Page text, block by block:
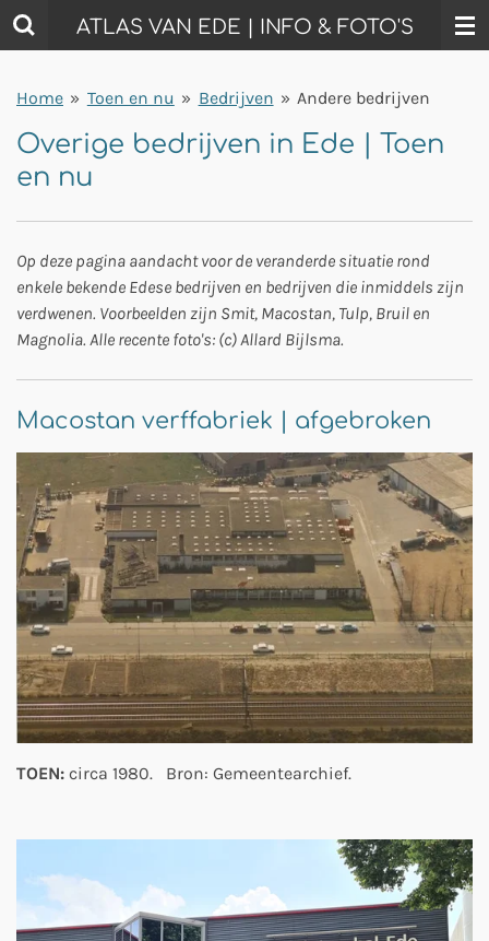
Ga
direct
de
hoofdinhoud
ATLAS VAN EDE | INFO & FOTO'S
Home » Toen en nu » Bedrijven » Andere bedrijven
Overige bedrijven in Ede | Toen
en nu
Op deze pagina aandacht voor de veranderde situatie rond
enkele bekende Edese bedrijven en bedrijven die inmiddels zijn
verdwenen. Voorbeelden zijn Smit, Macostan, Tulp, Bruil en
Magnolia. Alle recente foto's: (c) Allard Bijlsma.
Macostan verffabriek | afgebroken
TOEN: circa 1980. Bron: Gemeentearchief.